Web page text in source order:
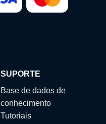
SUPORTE
Base de dados de
conhecimento
Tutoriais